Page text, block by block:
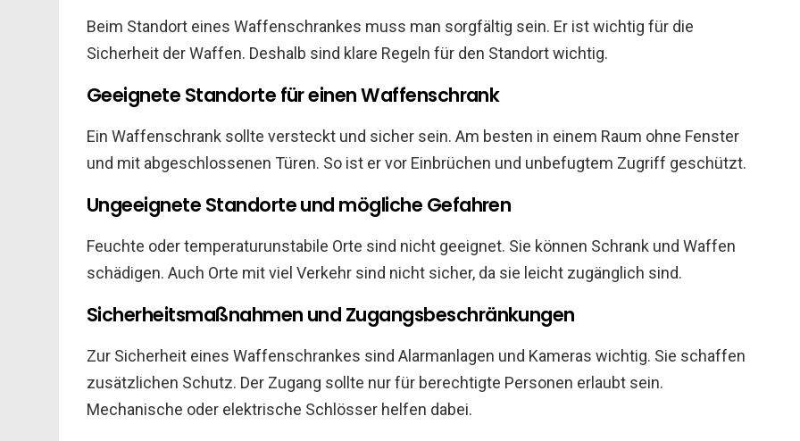
Beim Standort eines Waffenschrankes muss man sorgfältig sein. Er ist wichtig für die
Sicherheit der Waffen. Deshalb sind klare Regeln für den Standort wichtig.
Geeignete Standorte für einen Waffenschrank
Ein Waffenschrank sollte versteckt und sicher sein. Am besten in einem Raum ohne Fenster
und mit abgeschlossenen Türen. So ist er vor Einbrüchen und unbefugtem Zugriff geschützt.
Ungeeignete Standorte und mögliche Gefahren
Feuchte oder temperaturunstabile Orte sind nicht geeignet. Sie können Schrank und Waffen
schädigen. Auch Orte mit viel Verkehr sind nicht sicher, da sie leicht zugänglich sind.
Sicherheitsmaßnahmen und Zugangsbeschränkungen
Zur Sicherheit eines Waffenschrankes sind Alarmanlagen und Kameras wichtig. Sie schaffen
zusätzlichen Schutz. Der Zugang sollte nur für berechtigte Personen erlaubt sein.
Mechanische oder elektrische Schlösser helfen dabei.